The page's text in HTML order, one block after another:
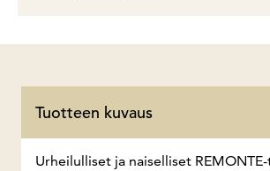
Tuotteen kuvaus
Urheilulliset ja naiselliset